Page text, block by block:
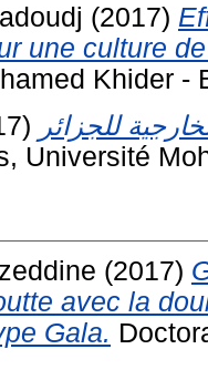
(2017)
une culture
Khider -
Université
(2017)
avec la
Gala.